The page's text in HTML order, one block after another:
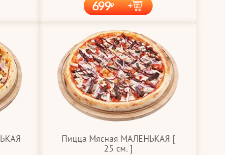
699
Пицца Мясная МАЛЕНЬКАЯ [
25 cм. ]